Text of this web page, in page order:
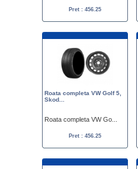
Pret : 456.25
Roata completa VW Golf 5,
Skod...
Roata completa VW Go...
Pret : 456.25